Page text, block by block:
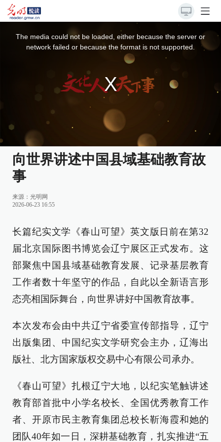
The media could not be loaded, either because the server or
network failed or because the format is not supported.
向世界讲述中国县域基础教育故
事
来源：光明网
2026-06-23 16:55
长篇纪实文学《春山可望》英文版日前在第32
届北京国际图书博览会辽宁展区正式发布。这
部聚焦中国县域基础教育发展、记录基层教育
工作者数十年坚守的作品，自此以全新语言形
态亮相国际舞台，向世界讲好中国教育故事。
本次发布会由中共辽宁省委宣传部指导，辽宁
出版集团、中国纪实文学研究会主办，辽海出
版社、北方国家版权交易中心有限公司承办。
《春山可望》扎根辽宁大地，以纪实笔触讲述
教育部首批中小学名校长、全国优秀教育工作
者、开原市民主教育集团总校长靳海霞和她的
团队40年如一日，深耕基础教育，扎实推进“五